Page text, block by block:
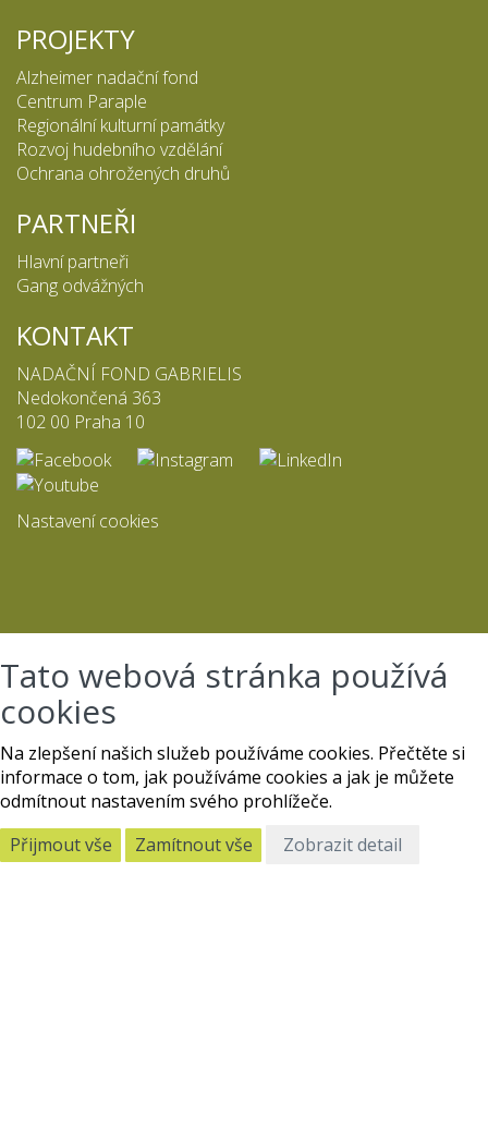
PROJEKTY
Alzheimer nadační fond
Centrum Paraple
Regionální kulturní památky
Rozvoj hudebního vzdělání
Ochrana ohrožených druhů
PARTNEŘI
Hlavní partneři
Gang odvážných
KONTAKT
NADAČNÍ FOND GABRIELIS
Nedokončená 363
102 00 Praha 10
Nastavení cookies
Tato webová stránka používá
cookies
Na zlepšení našich služeb používáme cookies. Přečtěte si
informace o tom, jak používáme cookies a jak je můžete
odmítnout nastavením svého prohlížeče.
Přijmout vše
Zamítnout vše Zobrazit detail